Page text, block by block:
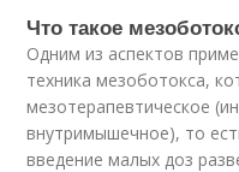
Что такое
Одним из аспектов
техника мезоботокса,
мезотерапевтическое
внутримышечное), то
введение малых доз